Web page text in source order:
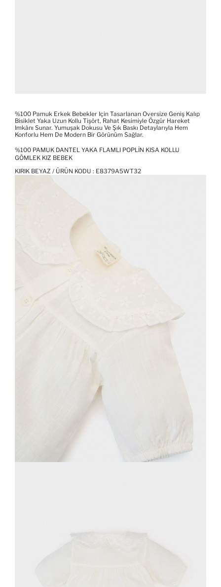
%100 Pamuk Erkek Bebekler Için Tasarlanan Oversize Geniş Kalıp
Bisiklet Yaka Uzun Kollu Tişört, Rahat Kesimiyle Özgür Hareket
Imkânı Sunar. Yumuşak Dokusu Ve Şık Baskı Detaylarıyla Hem
Konforlu Hem De Modern Bir Görünüm Sağlar.
%100 PAMUK DANTEL YAKA FLAMLI POPLIN KISA KOLLU
GÖMLEK KIZ BEBEK
KIRIK BEYAZ / ÜRÜN KODU : E8379A5WT32